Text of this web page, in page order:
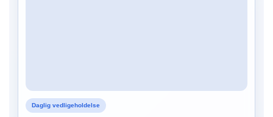
Daglig vedligeholdelse